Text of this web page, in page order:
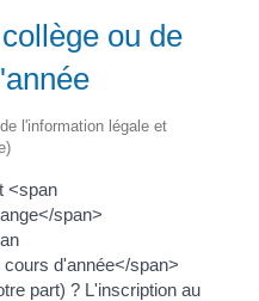
ou de
l'information légale et
<span
span>
d'année</span>
part) ? L'inscription au